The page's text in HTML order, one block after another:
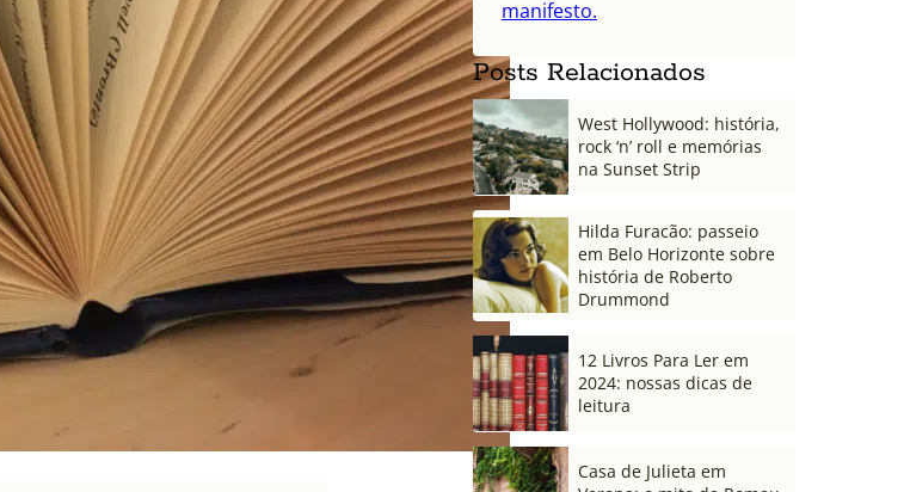
manifesto.
Posts Relacionados
West Hollywood: história,
rock ‘n’ roll e memórias
na Sunset Strip
Hilda Furacão: passeio
em Belo Horizonte sobre
história de Roberto
Drummond
12 Livros Para Ler em
2024: nossas dicas de
leitura
Casa de Julieta em